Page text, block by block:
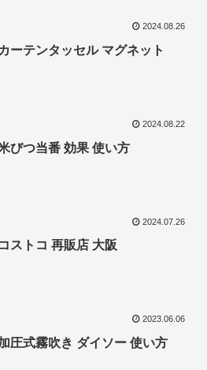
2024.08.26
カーテンタッセル マグネット
2024.08.22
びつ当番 効果 使い方
2024.07.26
コストコ 再販店 大阪
2023.06.06
圧式霧吹き ダイソー 使い方